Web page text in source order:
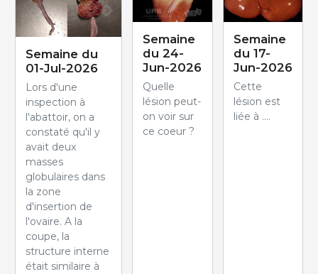
Semaine du
01-Jul-2026
Lors d'une
inspection à
l'abattoir, on a
constaté qu'il y
avait deux
masses
globulaires dans
la zone
d'insertion de
l'ovaire. A la
coupe, la
structure interne
était similaire à
Semaine
du 24-
Jun-2026
Quelle
lésion peut-
on voir sur
ce coeur ?
Semaine
du 17-
Jun-2026
Cette
lésion est
liée à ....